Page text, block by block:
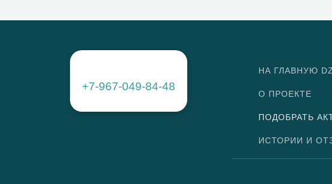
+7-967-049-84-48
НА ГЛАВНУЮ
О ПРОЕКТЕ
ПОДОБРАТЬ
ИСТОРИИ И